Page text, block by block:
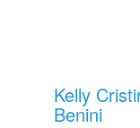
Kelly
Benini